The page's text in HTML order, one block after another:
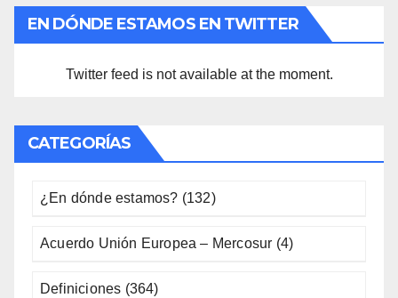
EN DÓNDE ESTAMOS EN TWITTER
Twitter feed is not available at the moment.
CATEGORÍAS
¿En dónde estamos? (132)
Acuerdo Unión Europea – Mercosur (4)
Definiciones (364)